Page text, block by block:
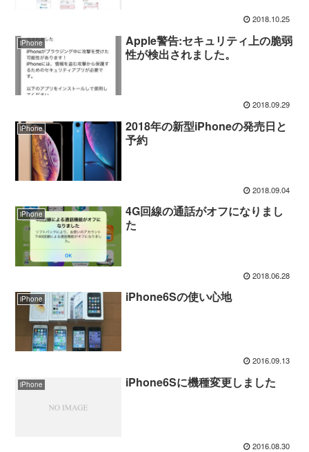
2018.10.25
iPhone
Apple警告:セキュリティ上の脆弱
性が検出されました。
2018.09.29
iPhone
2018年の新型iPhoneの発売日と
予約
2018.09.04
iPhone
4G回線の通話がオフになりまし
た
2018.06.28
iPhone iPhone6Sの使い心地
2016.09.13
iPhone iPhone6Sに機種変更しました
2016.08.30